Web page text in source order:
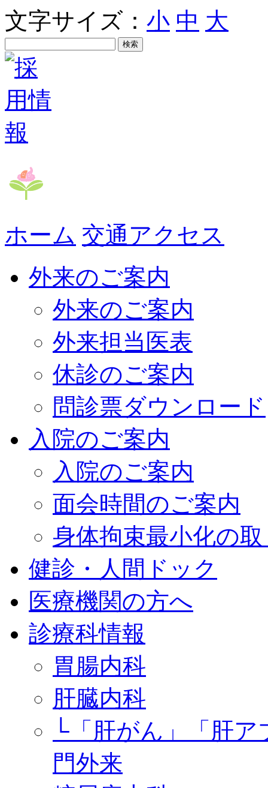
文字サイズ： 小 中 大
ホーム 交通アクセス
外来のご案内
外来のご案内
外来担当医表
休診のご案内
問診票ダウンロード
入院のご案内
入院のご案内
面会時間のご案内
身体拘束最小化の
健診・人間ドック
医療機関の方へ
診療科情報
胃腸内科
肝臓内科
└「肝がん」「肝
門外来